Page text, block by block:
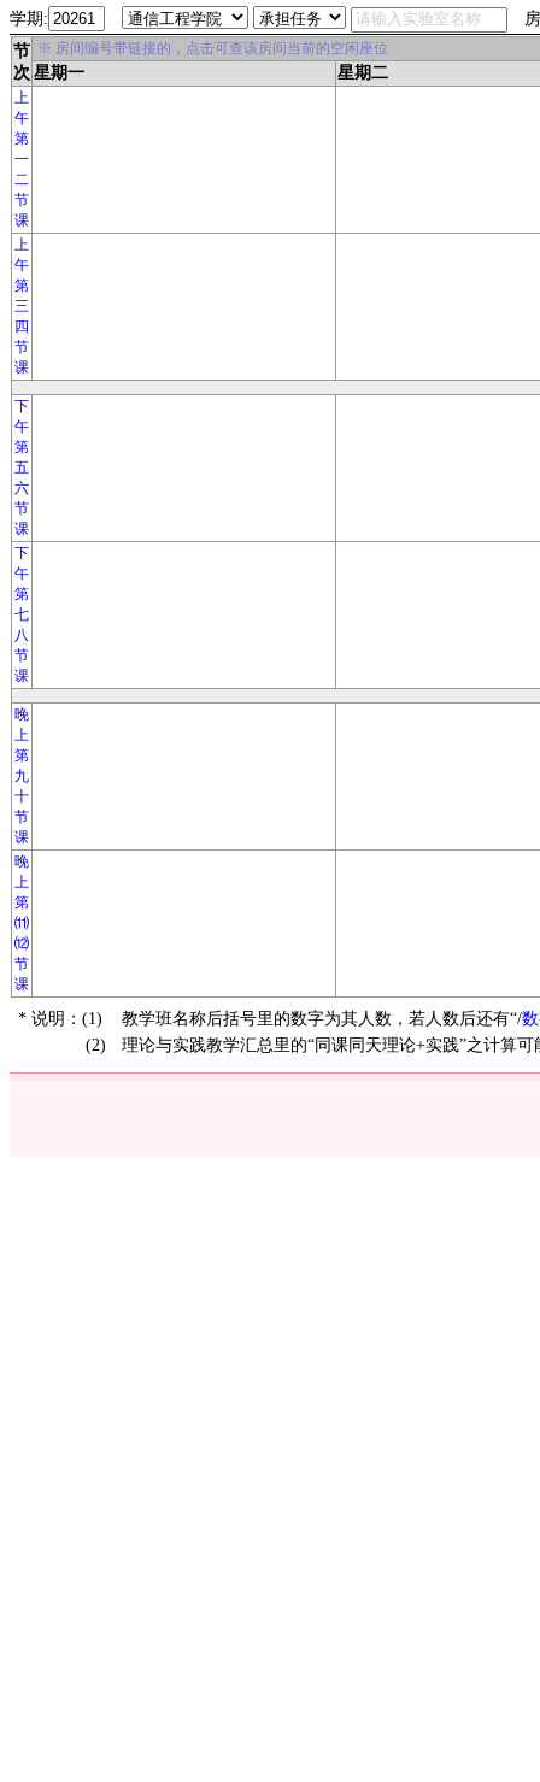
学期: 房
节
次
※ 房间编号带链接的，点击可查该房间当前的空闲座位
星期一 星期二
上
午
第
一
二
节
课
上
午
第
三
四
节
课
下
午
第
五
六
节
课
下
午
第
七
八
节
课
晚
上
第
九
十
节
课
晚
上
第
⑾
⑿
节
课
* 说明：(1) 教学班名称后括号里的数字为其人数，若人数后还有“/
(2)
理论与实践教学汇总里的“同课同天理论+实践”之计算